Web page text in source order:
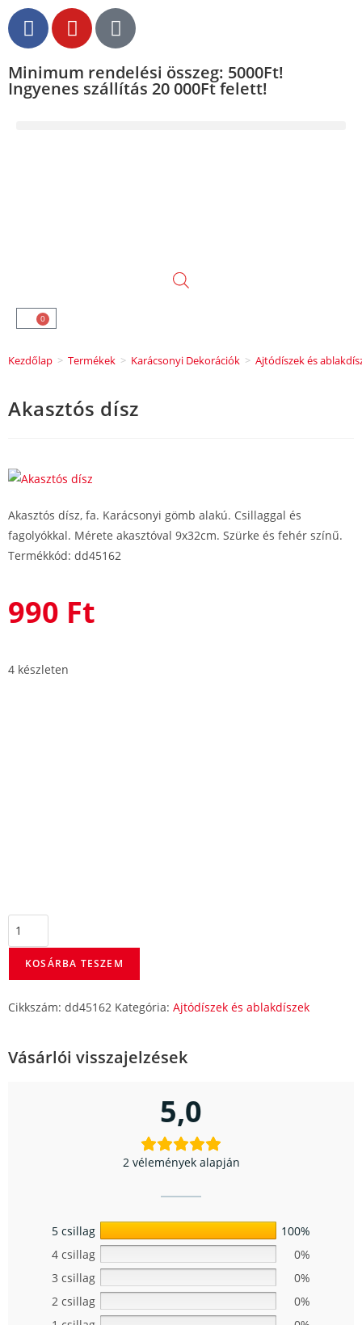
Minimum rendelési összeg: 5000Ft!
Ingyenes szállítás 20 000Ft felett!
0
Kezdőlap > Termékek > Karácsonyi Dekorációk > Ajtódíszek és
Akasztós dísz
Akasztós dísz, fa. Karácsonyi gömb alakú. Csillaggal és
fagolyókkal. Mérete akasztóval 9x32cm. Szürke és fehér színű.
Termékkód: dd45162
990 Ft
4 készleten
KOSÁRBA TESZEM
Cikkszám: dd45162 Kategória: Ajtódíszek és ablakdíszek
Vásárlói visszajelzések
5,0
2 vélemények alapján
5 csillag
100%
4 csillag
0%
3 csillag
0%
2 csillag
0%